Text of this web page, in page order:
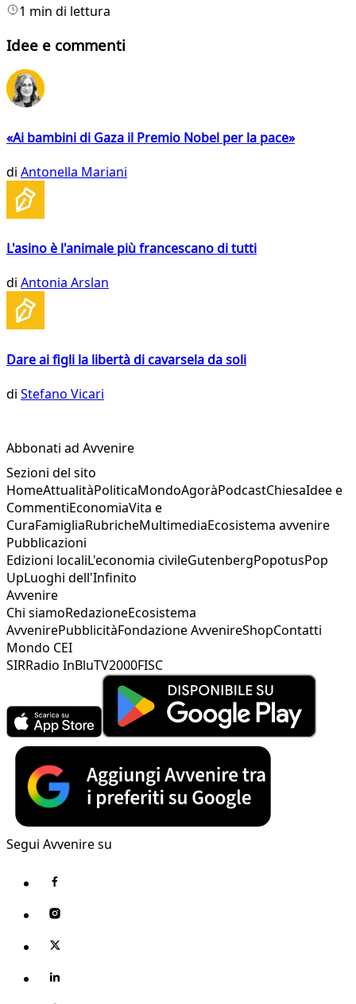
1 min di lettura
Idee e commenti
«Ai bambini di Gaza il Premio Nobel per la pace»
di Antonella Mariani
L'asino è l'animale più francescano di tutti
di Antonia Arslan
Dare ai figli la libertà di cavarsela da soli
di Stefano Vicari
Abbonati ad Avvenire
Sezioni del sito
HomeAttualitàPoliticaMondoAgoràPodcastChiesaIdee e
CommentiEconomiaVita e
CuraFamigliaRubricheMultimediaEcosistema avvenire
Pubblicazioni
Edizioni localiL'economia civileGutenbergPopotusPop
UpLuoghi dell'Infinito
Avvenire
Chi siamoRedazioneEcosistema
AvvenirePubblicitàFondazione AvvenireShopContatti
Mondo CEI
SIRRadio InBluTV2000FISC
Segui Avvenire su